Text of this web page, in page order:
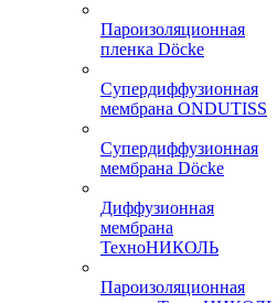
Пароизоляционная
пленка Döcke
Супердиффузионная
мембрана ONDUTISS
Супердиффузионная
мембрана Döcke
Диффузионная
мембрана
ТехноНИКОЛЬ
Пароизоляционная